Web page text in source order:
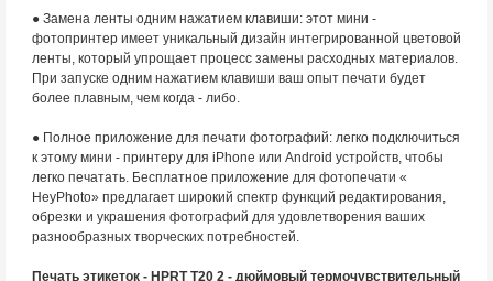
● Замена ленты одним нажатием клавиши: этот мини -
фотопринтер имеет уникальный дизайн интегрированной цветовой
ленты, который упрощает процесс замены расходных материалов.
При запуске одним нажатием клавиши ваш опыт печати будет
более плавным, чем когда - либо.
● Полное приложение для печати фотографий: легко подключиться
к этому мини - принтеру для iPhone или Android устройств, чтобы
легко печатать. Бесплатное приложение для фотопечати «
HeyPhoto» предлагает широкий спектр функций редактирования,
обрезки и украшения фотографий для удовлетворения ваших
разнообразных творческих потребностей.
Печать этикеток - HPRT T20 2 - дюймовый термочувствительный